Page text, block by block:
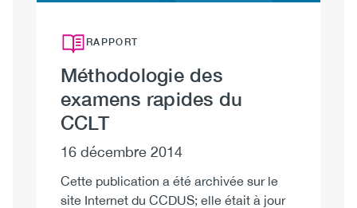
RAPPORT
Méthodologie des
examens rapides du
CCLT
16 décembre 2014
Cette publication a été archivée sur le
site Internet du CCDUS; elle était à jour